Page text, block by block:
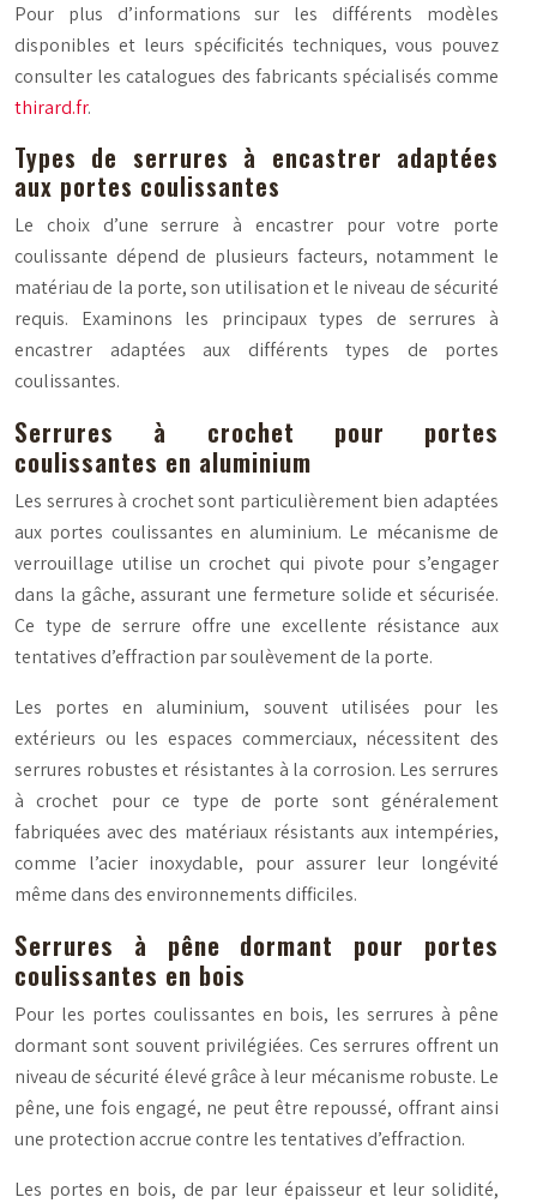
Pour plus d’informations sur les différents modèles
disponibles et leurs spécificités techniques, vous pouvez
consulter les catalogues des fabricants spécialisés comme
thirard.fr.
Types de serrures à encastrer adaptées
aux portes coulissantes
Le choix d’une serrure à encastrer pour votre porte
coulissante dépend de plusieurs facteurs, notamment le
matériau de la porte, son utilisation et le niveau de sécurité
requis. Examinons les principaux types de serrures à
encastrer adaptées aux différents types de portes
coulissantes.
Serrures à crochet pour portes
coulissantes en aluminium
Les serrures à crochet sont particulièrement bien adaptées
aux portes coulissantes en aluminium. Le mécanisme de
verrouillage utilise un crochet qui pivote pour s’engager
dans la gâche, assurant une fermeture solide et sécurisée.
Ce type de serrure offre une excellente résistance aux
tentatives d’effraction par soulèvement de la porte.
Les portes en aluminium, souvent utilisées pour les
extérieurs ou les espaces commerciaux, nécessitent des
serrures robustes et résistantes à la corrosion. Les serrures
à crochet pour ce type de porte sont généralement
fabriquées avec des matériaux résistants aux intempéries,
comme l’acier inoxydable, pour assurer leur longévité
même dans des environnements difficiles.
Serrures à pêne dormant pour portes
coulissantes en bois
Pour les portes coulissantes en bois, les serrures à pêne
dormant sont souvent privilégiées. Ces serrures offrent un
niveau de sécurité élevé grâce à leur mécanisme robuste. Le
pêne, une fois engagé, ne peut être repoussé, offrant ainsi
une protection accrue contre les tentatives d’effraction.
Les portes en bois, de par leur épaisseur et leur solidité,